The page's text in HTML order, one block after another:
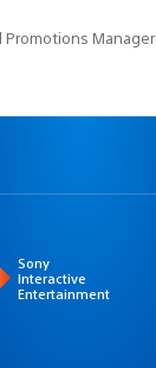
Manager
Sony
Interactive
Entertainment